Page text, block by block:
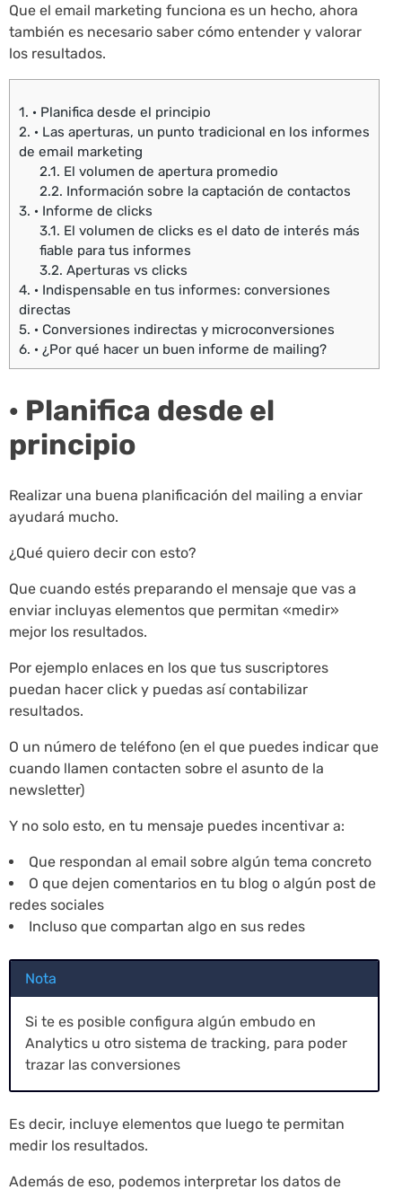
Que el email marketing funciona es un hecho, ahora
también es necesario saber cómo entender y valorar
los resultados.
1. · Planifica desde el principio
2. · Las aperturas, un punto tradicional en los informes
de email marketing
2.1. El volumen de apertura promedio
2.2. Información sobre la captación de contactos
3. · Informe de clicks
3.1. El volumen de clicks es el dato de interés más
fiable para tus informes
3.2. Aperturas vs clicks
4. · Indispensable en tus informes: conversiones
directas
5. · Conversiones indirectas y microconversiones
6. · ¿Por qué hacer un buen informe de mailing?
· Planifica desde el
principio
Realizar una buena planificación del mailing a enviar
ayudará mucho.
¿Qué quiero decir con esto?
Que cuando estés preparando el mensaje que vas a
enviar incluyas elementos que permitan «medir»
mejor los resultados.
Por ejemplo enlaces en los que tus suscriptores
puedan hacer click y puedas así contabilizar
resultados.
O un número de teléfono (en el que puedes indicar que
cuando llamen contacten sobre el asunto de la
newsletter)
Y no solo esto, en tu mensaje puedes incentivar a:
Que respondan al email sobre algún tema concreto
O que dejen comentarios en tu blog o algún post de
redes sociales
Incluso que compartan algo en sus redes
Nota
Si te es posible configura algún embudo en
Analytics u otro sistema de tracking, para poder
trazar las conversiones
Es decir, incluye elementos que luego te permitan
medir los resultados.
Además de eso, podemos interpretar los datos de